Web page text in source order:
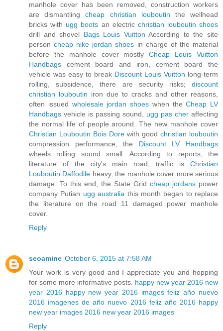
manhole cover has been removed, construction workers
are dismantlingcheap christian louboutin the wellhead
bricks with ugg boots an electric christian louboutin shoes
drill and shovel Bags Louis Vuitton According to the site
personcheap nike jordan shoes in charge of the material
before the manhole cover mostlyCheap Louis Vuitton
Handbags cement board and iron, cement board the
vehicle was easy to break Discount Louis Vuitton long-term
rolling, subsidence, there are security risks; discount
christian louboutin iron due to cracks and other reasons,
often issued wholesale jordan shoes when theCheap LV
Handbags vehicle is passing sound, ugg pas cher affecting
the normal life of people around. The new manhole cover
Christian Louboutin Bois Dore with good christian louboutin
compression performance, the Discount LV Handbags
wheels rolling sound small. According to reports, the
literature of the city's main road, traffic is Christian
Louboutin Daffodile heavy, the manhole cover more serious
damage. To this end, the State Grid cheap jordans power
company Putian ugg australia this month began to replace
the literature on the road 11 damaged power manhole
cover.
Reply
seoamine October 6, 2015 at 7:58 AM
Your work is very good and I appreciate you and hopping
for some more informative posts. happy new year 2016 new
year 2016 happy new year 2016 images feliz año nuevo
2016 imagenes de año nuevo 2016 feliz año 2016 happy
new year images 2016 new year 2016 images
Reply